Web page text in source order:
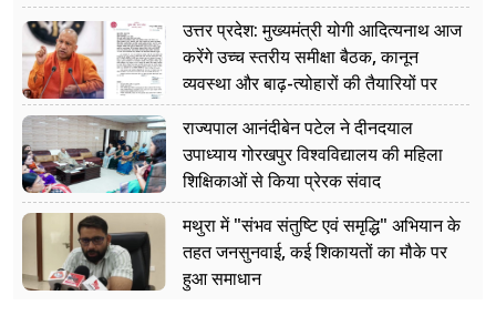
उत्तर प्रदेश: मुख्यमंत्री योगी आदित्यनाथ आज
करेंगे उच्च स्तरीय समीक्षा बैठक, कानून
व्यवस्था और बाढ़-त्योहारों की तैयारियों पर
नजर
राज्यपाल आनंदीबेन पटेल ने दीनदयाल
उपाध्याय गोरखपुर विश्वविद्यालय की महिला
शिक्षिकाओं से किया प्रेरक संवाद
मथुरा में "संभव संतुष्टि एवं समृद्धि" अभियान के
तहत जनसुनवाई, कई शिकायतों का मौके पर
हुआ समाधान